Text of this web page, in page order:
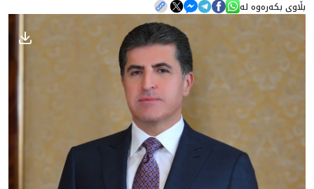
هه‌واڵ
گەلەری
بڵاوی بکەرەوە لە